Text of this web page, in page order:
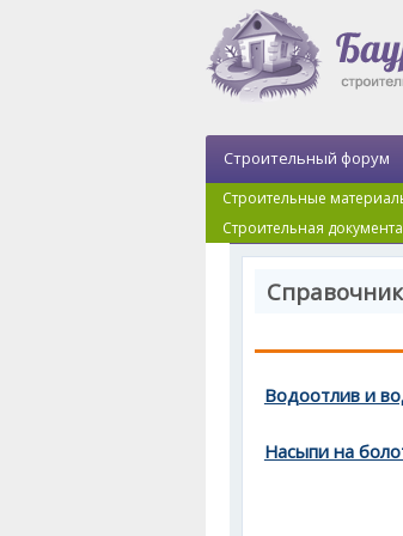
Строительный форум
Строительные
Строительная
Водоотлив и
Насыпи на